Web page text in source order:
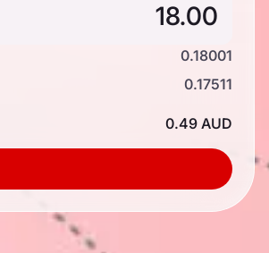
0.18001
0.17511
0.49 AUD